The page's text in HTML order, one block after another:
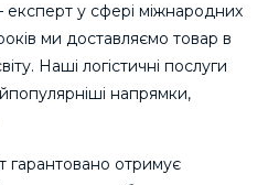
у сфері міжнародних
ми доставляємо товар в
Наші логістичні послуги
напрямки,
гарантовано отримує